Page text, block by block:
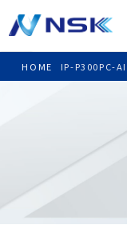
HOME IP-P300PC-